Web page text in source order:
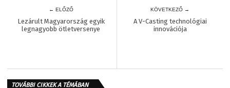
← ELŐZŐ
Lezárult Magyarország egyik
legnagyobb ötletversenye
KÖVETKEZŐ →
A V-Casting technológiai
innovációja
TOVÁBBI CIKKEK A TÉMÁBAN